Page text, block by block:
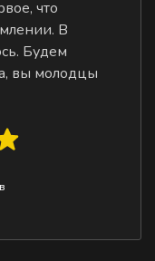
что
В
Будем
вы молодцы